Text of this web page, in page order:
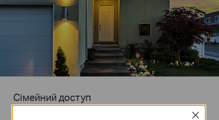
Сімейний доступ
Ви можете ділитися правами доступу і управління з членами
Close